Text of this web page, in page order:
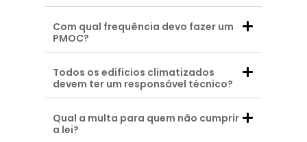
Com qual frequência devo fazer um
PMOC?
Todos os edificios climatizados
devem ter um responsável técnico?
Qual a multa para quem não cumprir
a lei?